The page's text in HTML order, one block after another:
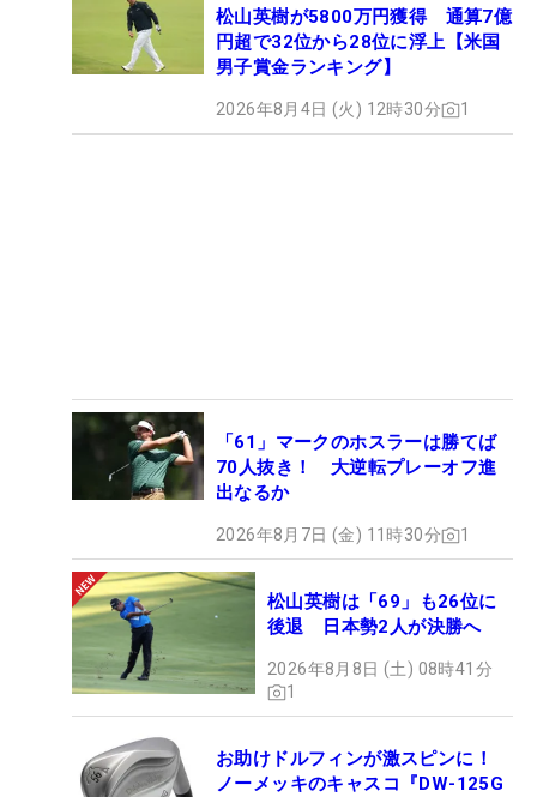
松山英樹が5800万円獲得 通算7億
円超で32位から28位に浮上【米国
男子賞金ランキング】
2026年8月4日 (火) 12時30分 1
「61」マークのホスラーは勝てば
70人抜き！ 大逆転プレーオフ進
出なるか
2026年8月7日 (金) 11時30分 1
松山英樹は「69」も26位に
後退 日本勢2人が決勝へ
2026年8月8日 (土) 08時41分
1
お助けドルフィンが激スピンに！
ノーメッキのキャスコ『DW-125G